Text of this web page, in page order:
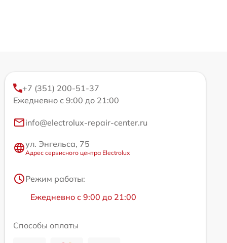
+7 (351) 200-51-37
Ежедневно с 9:00 до 21:00
info@electrolux-repair-center.ru
ул. Энгельса, 75
Адрес сервисного центра Electrolux
Режим работы:
Ежедневно с 9:00 до 21:00
Способы оплаты